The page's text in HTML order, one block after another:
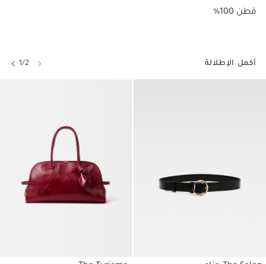
%100 قطن
أكمل الإطلالة 1/2